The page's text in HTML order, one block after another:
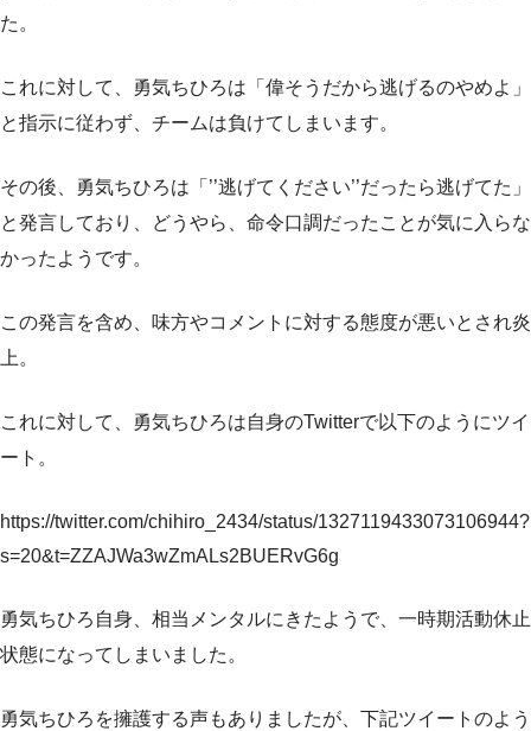
た。
これに対して、勇気ちひろは「偉そうだから逃げるのやめよ」
と指示に従わず、チームは負けてしまいます。
その後、勇気ちひろは「’’逃げてください’’だったら逃げてた」
と発言しており、どうやら、命令口調だったことが気に入らな
かったようです。
この発言を含め、味方やコメントに対する態度が悪いとされ炎
上。
これに対して、勇気ちひろは自身のTwitterで以下のようにツイ
ート。
https://twitter.com/chihiro_2434/status/1327119433073106944?
s=20&t=ZZAJWa3wZmALs2BUERvG6g
勇気ちひろ自身、相当メンタルにきたようで、一時期活動休止
状態になってしまいました。
勇気ちひろを擁護する声もありましたが、下記ツイートのよう